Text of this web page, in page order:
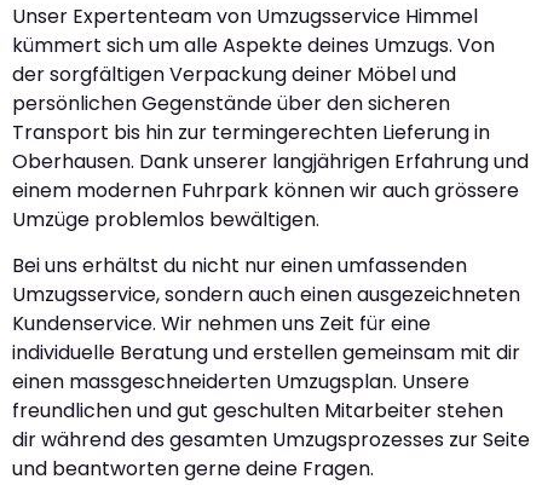
Unser Expertenteam von Umzugsservice Himmel
kümmert sich um alle Aspekte deines Umzugs. Von
der sorgfältigen Verpackung deiner Möbel und
persönlichen Gegenstände über den sicheren
Transport bis hin zur termingerechten Lieferung in
Oberhausen. Dank unserer langjährigen Erfahrung und
einem modernen Fuhrpark können wir auch grössere
Umzüge problemlos bewältigen.
Bei uns erhältst du nicht nur einen umfassenden
Umzugsservice, sondern auch einen ausgezeichneten
Kundenservice. Wir nehmen uns Zeit für eine
individuelle Beratung und erstellen gemeinsam mit dir
einen massgeschneiderten Umzugsplan. Unsere
freundlichen und gut geschulten Mitarbeiter stehen
dir während des gesamten Umzugsprozesses zur Seite
und beantworten gerne deine Fragen.